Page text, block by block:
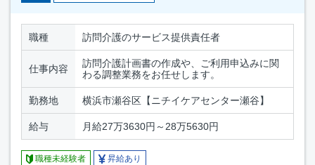
職種 訪問介護のサービス提供責任者
仕事内容
訪問介護計画書の作成や、ご利用申込みに関
わる調整業務をお任せします。
勤務地 横浜市瀬谷区【ニチイケアセンター瀬谷】
給与 月給27万3630円～28万5630円
職種未経験者 昇給あり